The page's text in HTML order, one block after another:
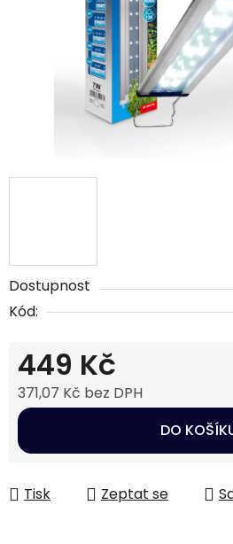
Dostupnost
Kód:
449 Kč
371,07 Kč bez DPH
Měrná cena:
DO
Tisk Zeptat se